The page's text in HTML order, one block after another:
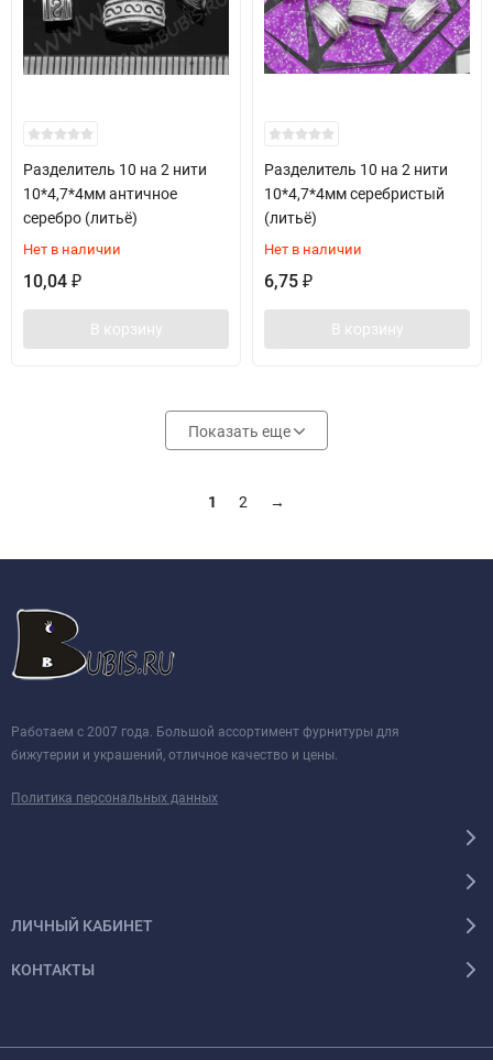
Разделитель 10 на 2 нити
10*4,7*4мм античное
серебро (литьё)
Нет в наличии
10,04 ₽
В корзину
Разделитель 10 на 2 нити
10*4,7*4мм серебристый
(литьё)
Нет в наличии
6,75 ₽
В корзину
Показать еще
1 2 →
Работаем с 2007 года. Большой ассортимент фурнитуры для
бижутерии и украшений, отличное качество и цены.
Политика персональных данных
ЛИЧНЫЙ КАБИНЕТ
КОНТАКТЫ